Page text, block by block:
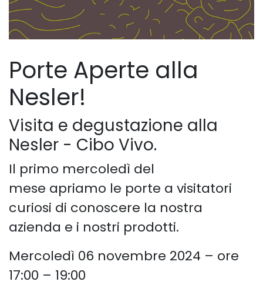
Porte Aperte alla
Nesler!
Visita e degustazione alla
Nesler - Cibo Vivo.
Il primo mercoledì del
mese apriamo le porte a visitatori
curiosi di conoscere la nostra
azienda e i nostri prodotti.
Mercoledì 06 novembre 2024 – ore
17:00 – 19:00